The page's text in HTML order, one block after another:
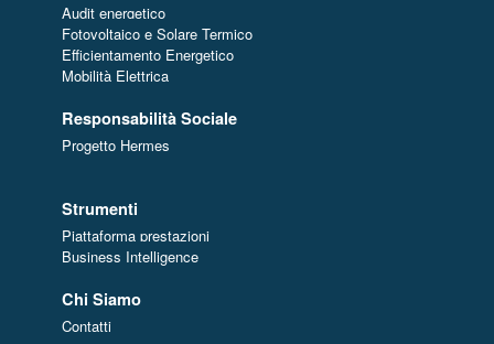
Audit energetico
Fotovoltaico e Solare Termico
Efficientamento Energetico
Mobilità Elettrica
Responsabilità Sociale
Progetto Hermes
Strumenti
Piattaforma prestazioni
Business Intelligence
Chi Siamo
Contatti